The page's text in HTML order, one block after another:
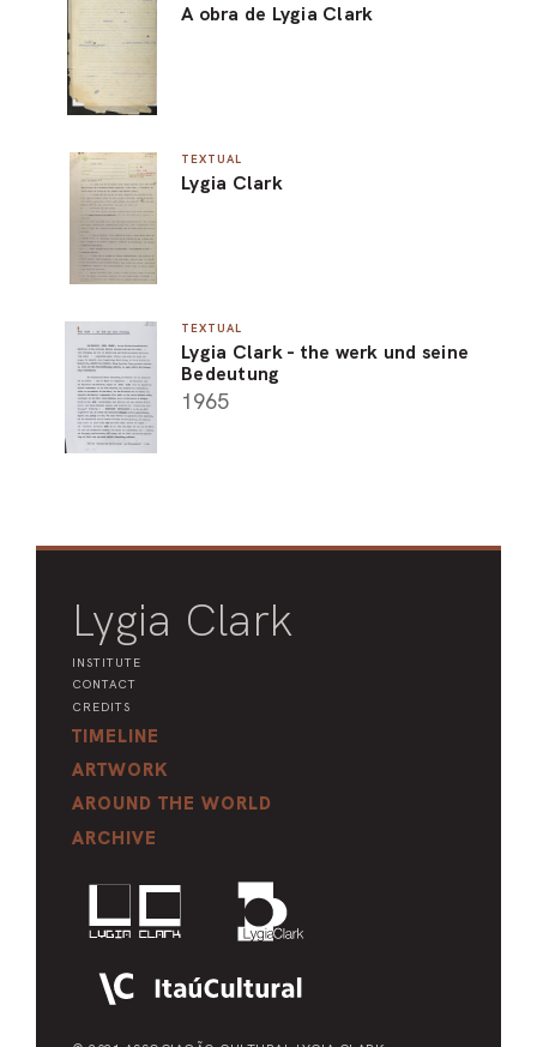
A obra de Lygia Clark
TEXTUAL
Lygia Clark
TEXTUAL
Lygia Clark - the werk und seine
Bedeutung
1965
Lygia Clark
INSTITUTE
CONTACT
CREDITS
TIMELINE
ARTWORK
AROUND THE WORLD
ARCHIVE